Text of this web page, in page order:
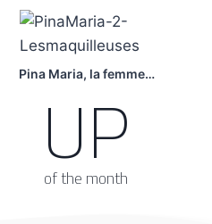
Pina Maria, la femme…
UP
of the month